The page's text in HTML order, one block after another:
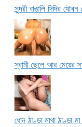
সুন্দরী বাঙালি দিদির
স্বামী ছেলে আর মেয়ের
ধোন ঠাণ্ডা মাথা ঠাণ্ডা